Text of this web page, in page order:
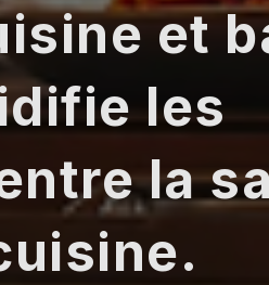
et
les
la